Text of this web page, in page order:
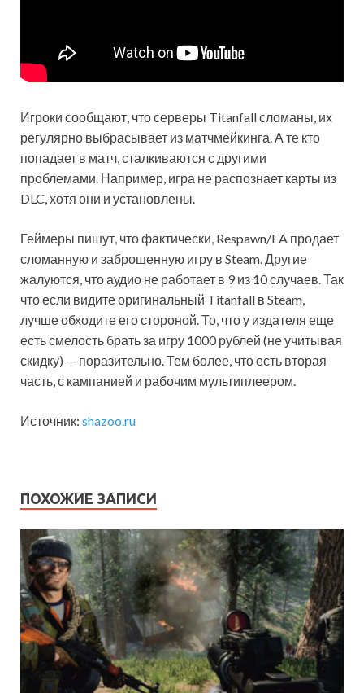
Игроки сообщают, что серверы Titanfall сломаны, их
регулярно выбрасывает из матчмейкинга. А те кто
попадает в матч, сталкиваются с другими
проблемами. Например, игра не распознает карты из
DLC, хотя они и установлены.
Геймеры пишут, что фактически, Respawn/EA продает
сломанную и заброшенную игру в Steam. Другие
жалуются, что аудио не работает в 9 из 10 случаев. Так
что если видите оригинальный Titanfall в Steam,
лучше обходите его стороной. То, что у издателя еще
есть смелость брать за игру 1000 рублей (не учитывая
скидку) — поразительно. Тем более, что есть вторая
часть, с кампанией и рабочим мультиплеером.
Источник: shazoo.ru
ПОХОЖИЕ ЗАПИСИ